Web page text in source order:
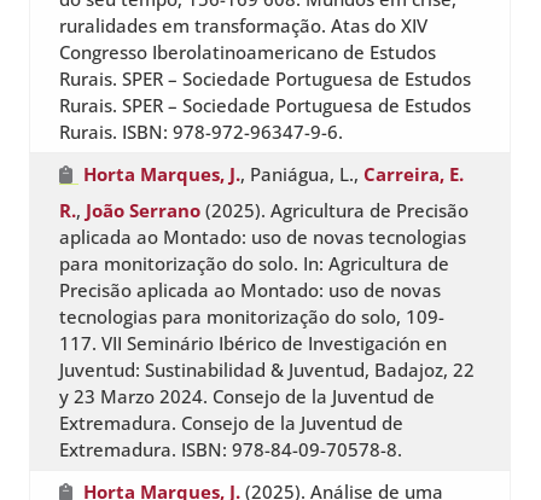
ruralidades em transformação. Atas do XIV
Congresso Iberolatinoamericano de Estudos
Rurais. SPER – Sociedade Portuguesa de Estudos
Rurais. SPER – Sociedade Portuguesa de Estudos
Rurais. ISBN: 978-972-96347-9-6.
Horta Marques, J., Paniágua, L., Carreira, E.
R., João Serrano (2025). Agricultura de Precisão
aplicada ao Montado: uso de novas tecnologias
para monitorização do solo. In: Agricultura de
Precisão aplicada ao Montado: uso de novas
tecnologias para monitorização do solo, 109-
117. VII Seminário Ibérico de Investigación en
Juventud: Sustinabilidad & Juventud, Badajoz, 22
y 23 Marzo 2024. Consejo de la Juventud de
Extremadura. Consejo de la Juventud de
Extremadura. ISBN: 978-84-09-70578-8.
Horta Marques, J. (2025). Análise de uma